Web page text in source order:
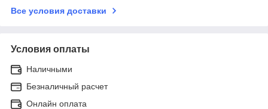
Все условия доставки
Условия оплаты
Наличными
Безналичный расчет
Онлайн оплата